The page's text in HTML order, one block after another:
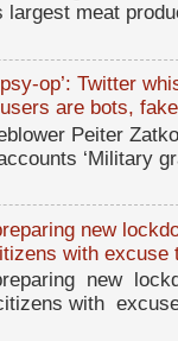
largest meat
op’: Twitter
are bots,
Peiter
‘Military
new
with excuse
new
with